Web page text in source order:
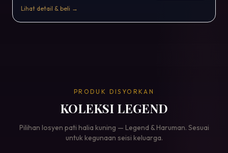
Lihat detail & beli →
PRODUK DISYORKAN
KOLEKSI LEGEND
Pilihan losyen pati halia kuning — Legend & Haruman. Sesuai
untuk kegunaan seisi keluarga.